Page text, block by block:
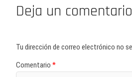
Deja un comentario
Tu dirección de correo electrónico no
Comentario *